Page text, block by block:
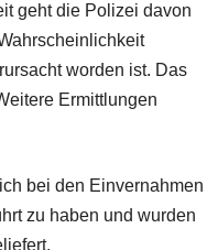
geht die Polizei davon
worden ist. Das
Ermittlungen
bei den Einvernahmen
zu haben und wurden